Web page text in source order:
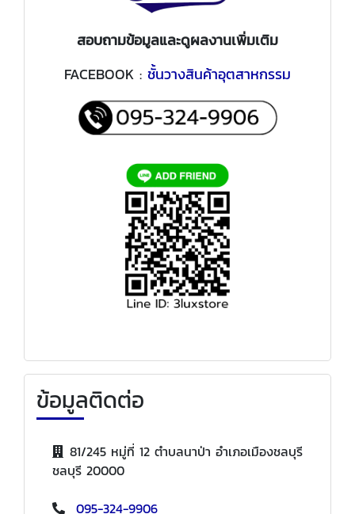
สอบถามข้อมูลและดูผลงานเพิ่มเติม
FACEBOOK : ชั้นวางสินค้าอุตสาหกรรม
ข้อมูลติดต่อ
81/245 หมู่ที่ 12 ตำบลนาป่า อำเภอเมืองชลบุรี
ชลบุรี 20000
095-324-9906